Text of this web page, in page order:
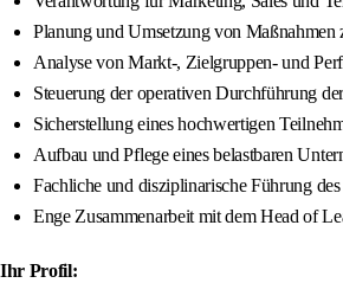
Planung und Umsetzung von Maßnahmen
Analyse von Markt-, Zielgruppen- und
Steuerung der operativen Durchführung
Sicherstellung eines hochwertigen
Aufbau und Pflege eines belastbaren
Fachliche und disziplinarische Führung
Enge Zusammenarbeit mit dem Head of
Ihr Profil: